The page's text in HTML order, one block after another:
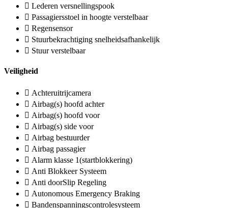
Lederen versnellingspook
Passagiersstoel in hoogte verstelbaar
Regensensor
Stuurbekrachtiging snelheidsafhankelijk
Stuur verstelbaar
Veiligheid
Achteruitrijcamera
Airbag(s) hoofd achter
Airbag(s) hoofd voor
Airbag(s) side voor
Airbag bestuurder
Airbag passagier
Alarm klasse 1(startblokkering)
Anti Blokkeer Systeem
Anti doorSlip Regeling
Autonomous Emergency Braking
Bandenspanningscontrolesysteem